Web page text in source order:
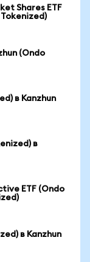
Shares ETF
(Ondo
в Kanzhun
в
ETF (Ondo
в Kanzhun